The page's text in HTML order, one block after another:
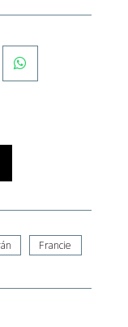
Twitter
Francie